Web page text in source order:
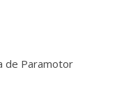
de Paramotor